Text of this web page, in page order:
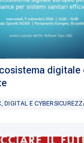
digitale
DIGITAL E